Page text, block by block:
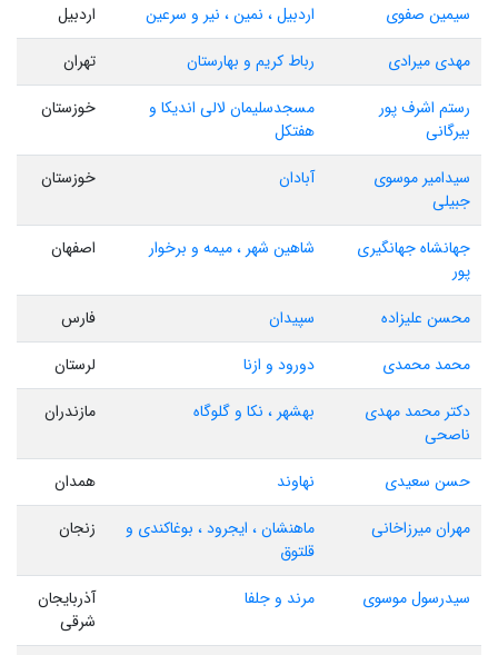
سیمین صفوی اردبیل ، نمین ، نیر و سرعین
اردبیل
مهدی میرادی
رباط کریم و بهارستان
تهران
رستم اشرف پور
بیرگانی
مسجدسلیمان لالی اندیکا و
هفتکل
خوزستان
سیدامیر موسوی
جبیلی
آبادان خوزستان
جهانشاه جهانگیری
پور
شاهین شهر ، میمه و برخوار اصفهان
محسن علیزاده سپیدان
فارس
محمد محمدی
دورود و ازنا
لرستان
دکتر محمد مهدی
ناصحی
بهشهر ، نکا و گلوگاه مازندران
حسن سعیدی نهاوند
همدان
مهران میرزاخانی
ماهنشان ، ایجرود ، بوغاکندی و
قلتوق
زنجان
سیدرسول موسوی مرند و جلفا
آذربایجان
شرقی